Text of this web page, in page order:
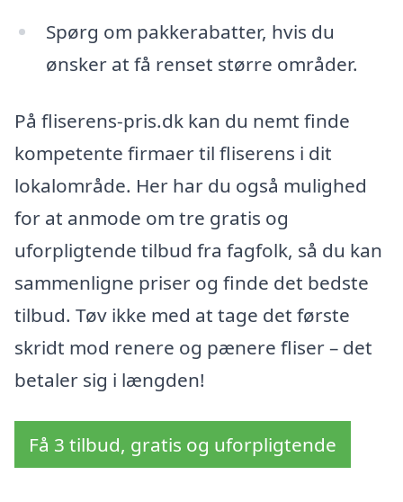
Spørg om pakkerabatter, hvis du
ønsker at få renset større områder.
På fliserens-pris.dk kan du nemt finde
kompetente firmaer til fliserens i dit
lokalområde. Her har du også mulighed
for at anmode om tre gratis og
uforpligtende tilbud fra fagfolk, så du kan
sammenligne priser og finde det bedste
tilbud. Tøv ikke med at tage det første
skridt mod renere og pænere fliser – det
betaler sig i længden!
Få 3 tilbud, gratis og uforpligtende